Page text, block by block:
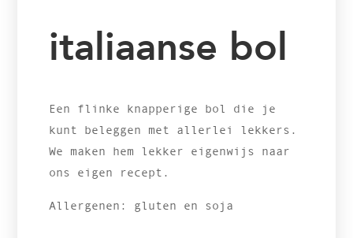
italiaanse bol
Een flinke knapperige bol die je
kunt beleggen met allerlei lekkers.
We maken hem lekker eigenwijs naar
ons eigen recept.
Allergenen: gluten en soja